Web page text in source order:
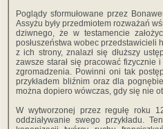
Poglądy sformułowane przez
Assyżu były przedmiotem rozważań
dziwnego, że w testamencie
posłuszeństwa wobec
z ich strony, znalazł się dłuższy
zawsze starał się pracować fizycznie
zgromadzenia. Powinni oni tak
przykładem bliźnim oraz dla
można dopiero wówczas, gdy się nie
W wytworzonej przez regułę roku
oddziaływanie swego przykładu.